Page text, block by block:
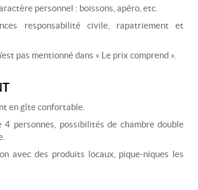
personnel : boissons, apéro, etc.
responsabilité civile, rapatriement et
pas mentionné dans « Le prix comprend ».
en gîte confortable.
4 personnes, possibilités de chambre double
avec des produits locaux, pique-niques les